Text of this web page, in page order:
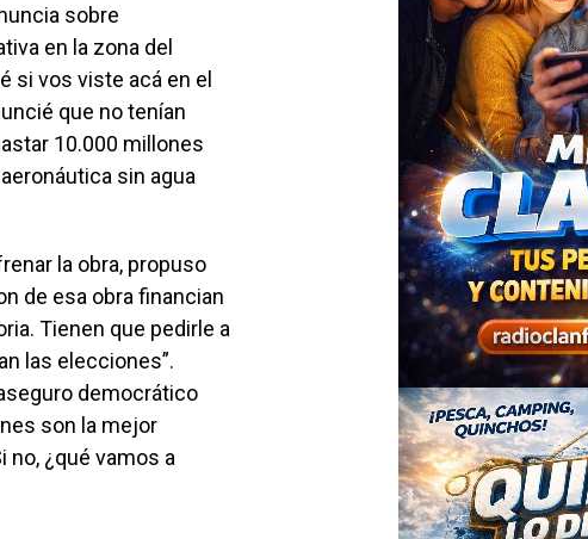
sobre
en la zona del
si vos viste acá en el
que no tenían
10.000 millones
sin agua
la obra, propuso
de esa obra financian
Tienen que pedirle a
las elecciones”.
democrático
son la mejor
no, ¿qué vamos a